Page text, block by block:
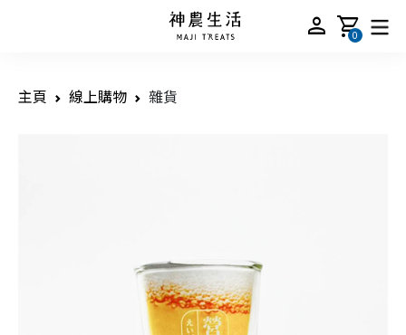
person shopping_cart
0
主頁 線上購物 雜貨